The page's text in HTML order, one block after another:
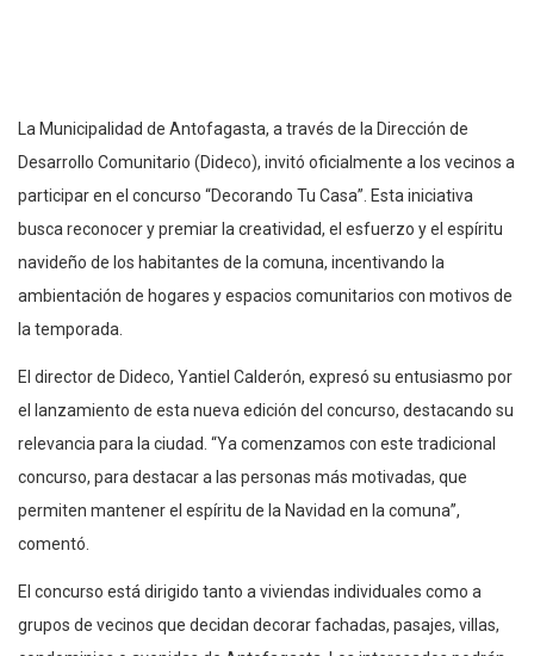
La Municipalidad de Antofagasta, a través de la Dirección de
Desarrollo Comunitario (Dideco), invitó oficialmente a los vecinos a
participar en el concurso “Decorando Tu Casa”. Esta iniciativa
busca reconocer y premiar la creatividad, el esfuerzo y el espíritu
navideño de los habitantes de la comuna, incentivando la
ambientación de hogares y espacios comunitarios con motivos de
la temporada.
El director de Dideco, Yantiel Calderón, expresó su entusiasmo por
el lanzamiento de esta nueva edición del concurso, destacando su
relevancia para la ciudad. “Ya comenzamos con este tradicional
concurso, para destacar a las personas más motivadas, que
permiten mantener el espíritu de la Navidad en la comuna”,
comentó.
El concurso está dirigido tanto a viviendas individuales como a
grupos de vecinos que decidan decorar fachadas, pasajes, villas,